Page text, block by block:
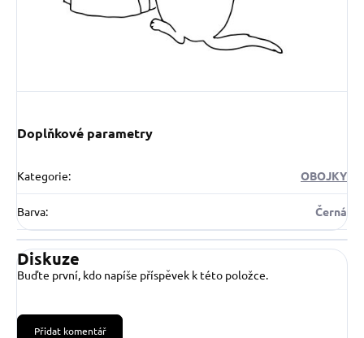
Doplňkové parametry
Kategorie: OBOJKY
Barva: Černá
Diskuze
Buďte první, kdo napíše příspěvek k této položce.
Přidat komentář